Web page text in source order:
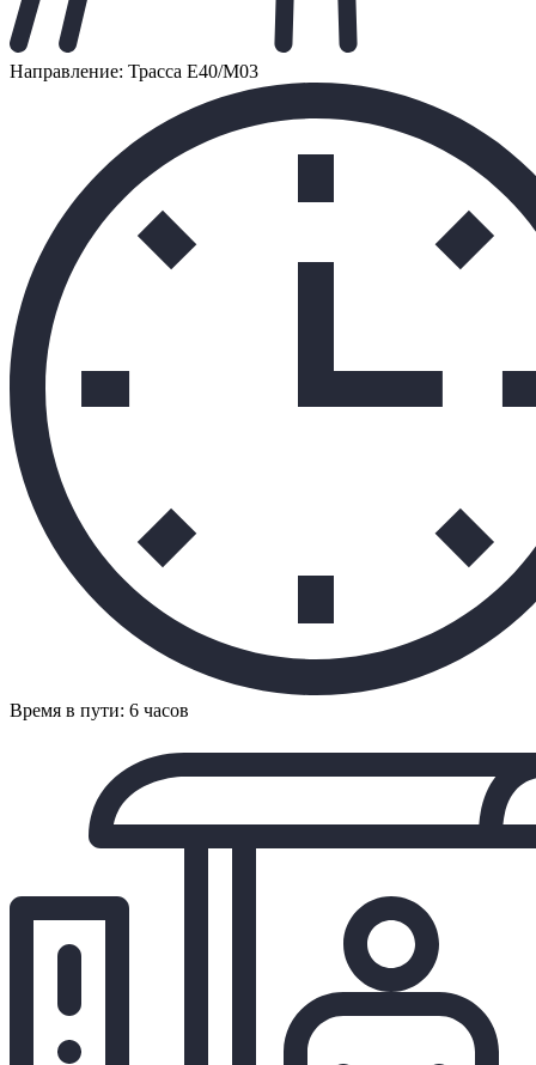
Направление: Трасса Е40/М03
Время в пути: 6 часов